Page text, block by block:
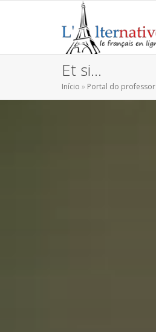
Et si…
Início » Portal do professor